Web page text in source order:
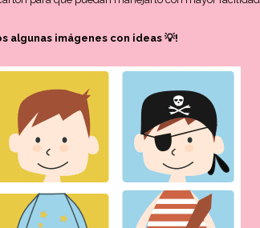
algunas imágenes con ideas 💡!